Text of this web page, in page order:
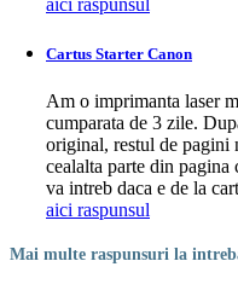
Cartus Starter Canon
Am o imprimanta laser
cumparata de 3 zile.
original, restul de pagini
cealalta parte din
va intreb daca e de la
aici raspunsul
Mai multe raspunsuri la